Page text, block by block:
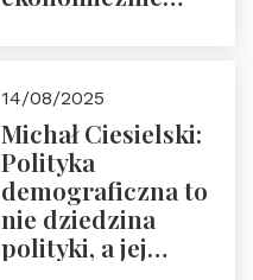
14/08/2025
Michał Ciesielski:
Polityka
demograficzna to
nie dziedzina
polityki, a jej